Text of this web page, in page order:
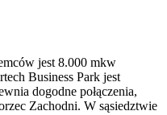
jest 8.000 mkw
Business Park jest
dogodne połączenia,
Zachodni. W sąsiedztwie